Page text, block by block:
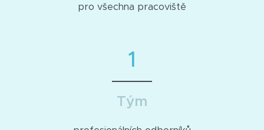
pro všechna pracoviště
1
Tým